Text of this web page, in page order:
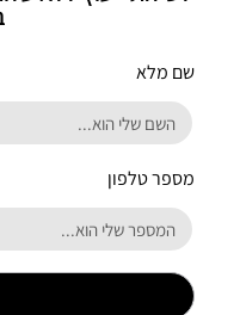
שם מלא
מספר טלפון